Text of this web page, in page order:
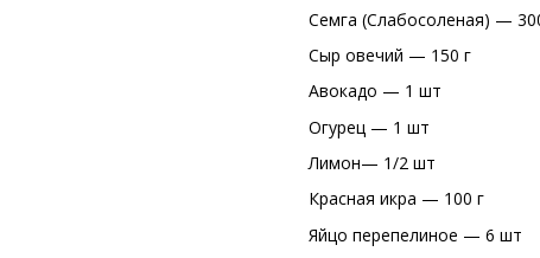
Семга (Слабосоленая) —
Сыр овечий — 150 г
Авокадо — 1 шт
Огурец — 1 шт
Лимон— 1/2 шт
Красная икра — 100 г
Яйцо перепелиное — 6 шт